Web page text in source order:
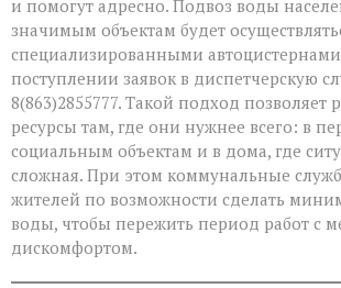
и помогут адресно. Подвоз воды
значимым объектам будет
специализированными
поступлении заявок в диспетчерскую
8(863)2855777. Такой подход позволяет
ресурсы там, где они нужнее всего: в
социальным объектам и в дома, где
сложная. При этом коммунальные
жителей по возможности сделать
воды, чтобы пережить период работ с
дискомфортом.